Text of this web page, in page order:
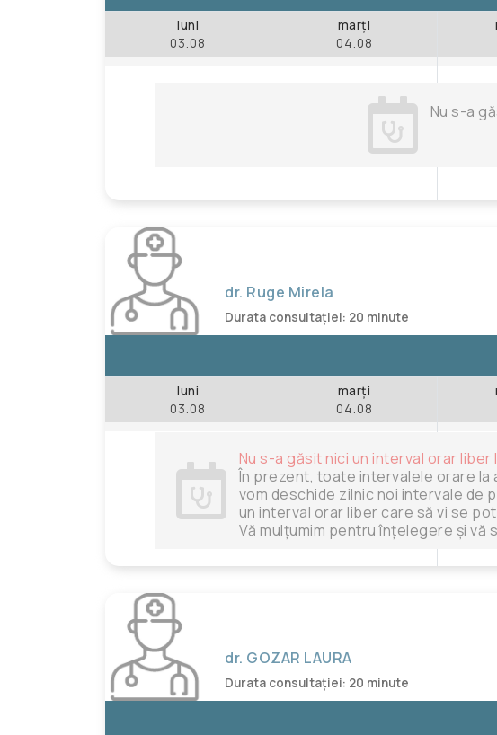
luni
03.08
marți
04.08
Nu s-a
dr. Ruge Mirela
Durata consultației: 20 minute
luni
03.08
marți
04.08
Nu s-a găsit nici un interval orar liber
În prezent, toate intervalele orare
vom deschide zilnic noi intervale de
un interval orar liber care să vi se
Vă mulțumim pentru înțelegere și
dr. GOZAR LAURA
Durata consultației: 20 minute